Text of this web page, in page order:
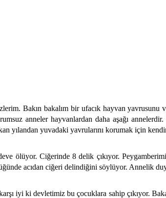
Bakın bakalım bir ufacık hayvan yavrusunu
anneler hayvanlardan daha aşağı
yılandan yuvadaki yavrularını korumak için
ölüyor. Ciğerinde 8 delik çıkıyor.
acıdan ciğeri delindiğini söylüyor. Annelik
iyi ki devletimiz bu çocuklara sahip çıkıyor.